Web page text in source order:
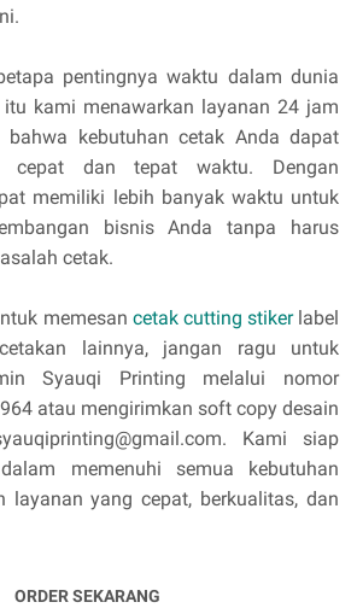
pentingnya waktu dalam dunia
itu kami menawarkan layanan 24 jam
bahwa kebutuhan cetak Anda dapat
cepat dan tepat waktu. Dengan
memiliki lebih banyak waktu untuk
bisnis Anda tanpa harus
cetak.
memesan cetak cutting stikerlabel
lainnya, jangan ragu untuk
Syauqi Printing melalui nomor
atau mengirimkan soft copy desain
Kami siap
memenuhi semua kebutuhan
layanan yang cepat, berkualitas, dan
ORDER SEKARANG